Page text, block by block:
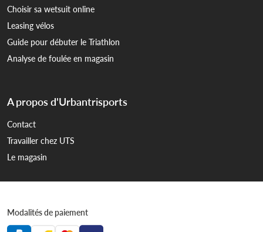
Choisir sa wetsuit online
Leasing vélos
Guide pour débuter le Triathlon
Analyse de foulée en magasin
A propos d'Urbantrisports
Contact
Travailler chez UTS
Le magasin
Modalités de paiement